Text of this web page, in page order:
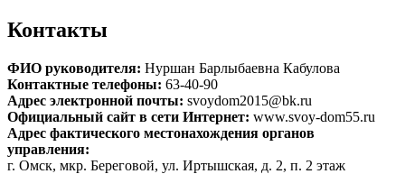
Контакты
ФИО руководителя: Нуршан Барлыбаевна Кабулова
Контактные телефоны: 63-40-90
Адрес электронной почты: svoydom2015@bk.ru
Официальный сайт в сети Интернет: www.svoy-dom55.ru
Адрес фактического местонахождения органов
управления:
г. Омск, мкр. Береговой, ул. Иртышская, д. 2, п. 2 этаж